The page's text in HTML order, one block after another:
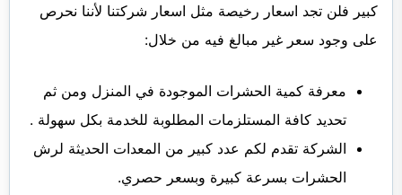
كبير فلن تجد اسعار رخيصة مثل اسعار شركتنا لأننا نحرص
على وجود سعر غير مبالغ فيه من خلال:
معرفة كمية الحشرات الموجودة في المنزل ومن ثم
تحديد كافة المستلزمات المطلوبة للخدمة بكل سهولة .
الشركة تقدم لكم عدد كبير من المعدات الحديثة لرش
الحشرات بسرعة كبيرة وبسعر حصري.